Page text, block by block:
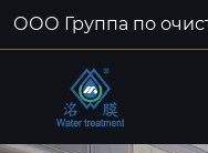
ООО Группа по